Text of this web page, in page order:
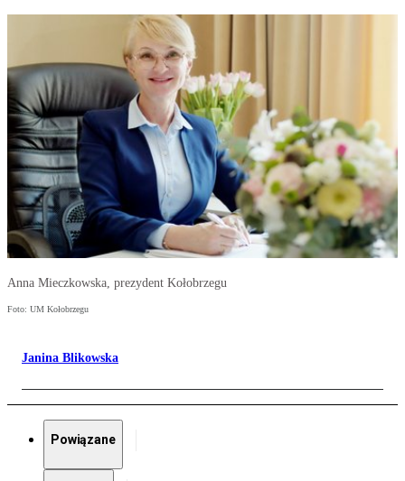
Anna Mieczkowska, prezydent Kołobrzegu
Foto: UM Kołobrzegu
Janina Blikowska
Powiązane